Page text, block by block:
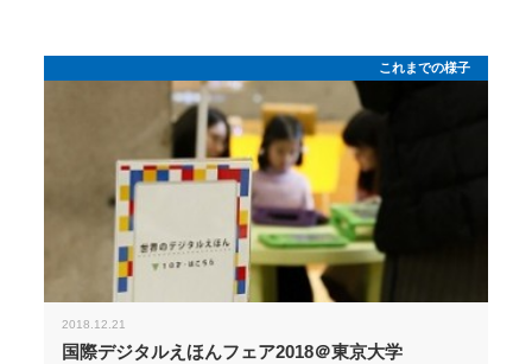
これまでの様子
2018.12.21
国際デジタルえほんフェア2018＠東京大学